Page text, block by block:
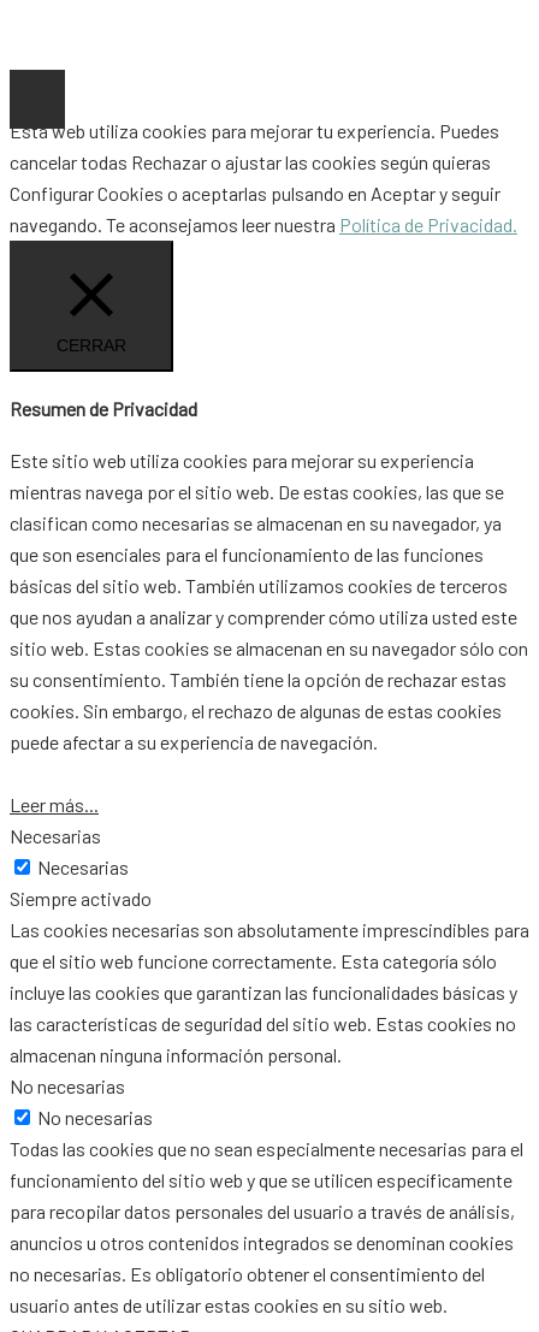
Esta web utiliza cookies para mejorar tu experiencia. Puedes
cancelar todas Rechazaro ajustar las cookies según quieras
Configurar Cookies o aceptarlas pulsando en Aceptary seguir
navegando. Te aconsejamos leer nuestra Política de Privacidad.
CERRAR
Resumen de Privacidad
Este sitio web utiliza cookies para mejorar su experiencia
mientras navega por el sitio web. De estas cookies, las que se
clasifican como necesarias se almacenan en su navegador, ya
que son esenciales para el funcionamiento de las funciones
básicas del sitio web. También utilizamos cookies de terceros
que nos ayudan a analizar y comprender cómo utiliza usted este
sitio web. Estas cookies se almacenan en su navegador sólo con
su consentimiento. También tiene la opción de rechazar estas
cookies. Sin embargo, el rechazo de algunas de estas cookies
puede afectar a su experiencia de navegación.
Leer más...
Necesarias
Necesarias
Siempre activado
Las cookies necesarias son absolutamente imprescindibles para
que el sitio web funcione correctamente. Esta categoría sólo
incluye las cookies que garantizan las funcionalidades básicas y
las características de seguridad del sitio web. Estas cookies no
almacenan ninguna información personal.
No necesarias
No necesarias
Todas las cookies que no sean especialmente necesarias para el
funcionamiento del sitio web y que se utilicen específicamente
para recopilar datos personales del usuario a través de análisis,
anuncios u otros contenidos integrados se denominan cookies
no necesarias. Es obligatorio obtener el consentimiento del
usuario antes de utilizar estas cookies en su sitio web.